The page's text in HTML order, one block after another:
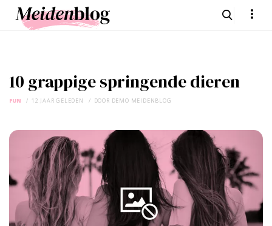
10 grappige springende dieren
FUN 12 JAAR GELEDEN DOOR DEMO MEIDENBLOG